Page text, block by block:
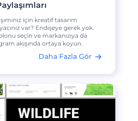
için kreatif tasarım
var? Endişeye gerek yok.
seçin ve markanızıya da
akışında ortaya koyun.
Daha Fazla Gör